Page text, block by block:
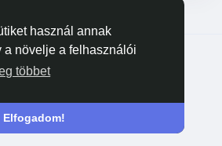
használ annak
a növelje a felhasználói
többet
Elfogadom!
Magyar